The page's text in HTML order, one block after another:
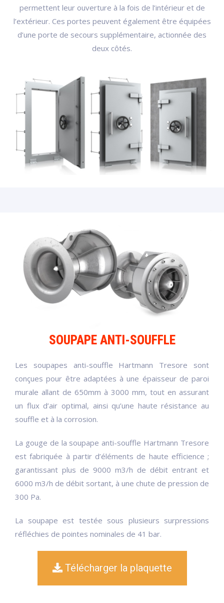
permettent leur ouverture à la fois de l’intérieur et de
l’extérieur. Ces portes peuvent également être équipées
d’une porte de secours supplémentaire, actionnée des
deux côtés.
SOUPAPE ANTI-SOUFFLE
Les soupapes anti-souffle Hartmann Tresore sont
conçues pour être adaptées à une épaisseur de paroi
murale allant de 650mm à 3000 mm, tout en assurant
un flux d’air optimal, ainsi qu’une haute résistance au
souffle et à la corrosion.
La gouge de la soupape anti-souffle Hartmann Tresore
est fabriquée à partir d’éléments de haute efficience ;
garantissant plus de 9000 m3/h de débit entrant et
6000 m3/h de débit sortant, à une chute de pression de
300 Pa.
La soupape est testée sous plusieurs surpressions
réfléchies de pointes nominales de 41 bar.
Télécharger la plaquette